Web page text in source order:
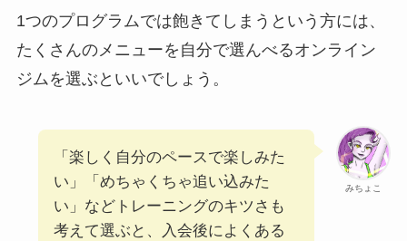
1つのプログラムでは飽きてしまうという方には、
たくさんのメニューを自分で選んべるオンライン
ジムを選ぶといいでしょう。
みちょこ
「楽しく自分のペースで楽しみた
い」「めちゃくちゃ追い込みた
い」などトレーニングのキツさも
考えて選ぶと、入会後によくある